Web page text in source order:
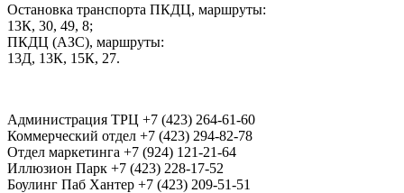
Остановка транспорта ПКДЦ, маршруты:
13К, 30, 49, 8;
ПКДЦ (АЗС), маршруты:
13Д, 13К, 15К, 27.
Администрация ТРЦ +7 (423) 264-61-60
Коммерческий отдел +7 (423) 294-82-78
Отдел маркетинга +7 (924) 121-21-64
Иллюзион Парк +7 (423) 228-17-52
Боулинг Паб Хантер +7 (423) 209-51-51